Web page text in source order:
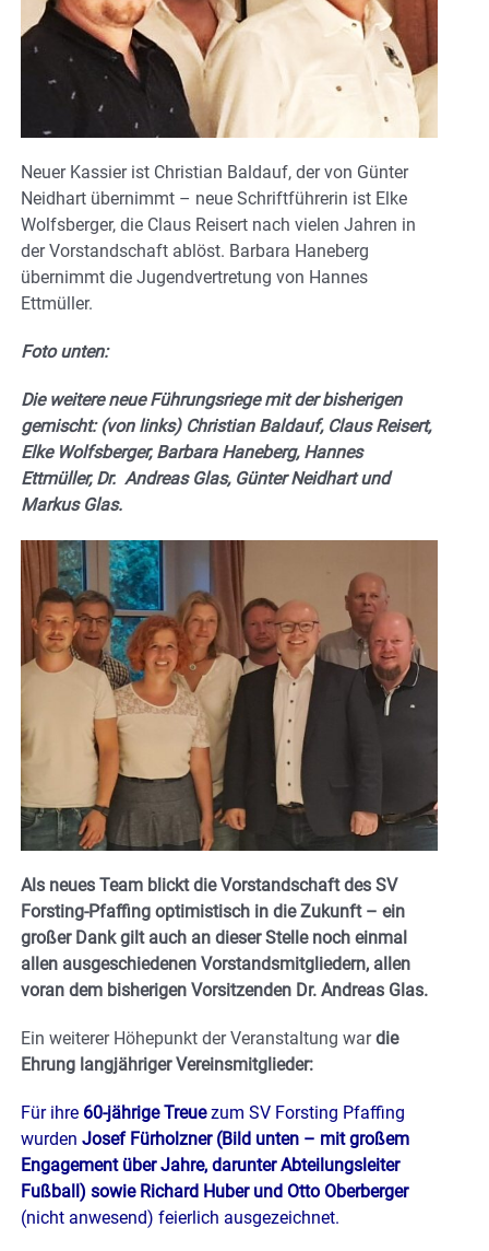
Neuer Kassier ist Christian Baldauf, der von Günter
Neidhart übernimmt – neue Schriftführerin ist Elke
Wolfsberger, die Claus Reisert nach vielen Jahren in
der Vorstandschaft ablöst. Barbara Haneberg
übernimmt die Jugendvertretung von Hannes
Ettmüller.
Foto unten:
Die weitere neue Führungsriege mit der bisherigen
gemischt: (von links) Christian Baldauf, Claus Reisert,
Elke Wolfsberger, Barbara Haneberg, Hannes
Ettmüller, Dr. Andreas Glas, Günter Neidhart und
Markus Glas.
Als neues Team blickt die Vorstandschaft des SV
Forsting-Pfaffing optimistisch in die Zukunft – ein
großer Dank gilt auch an dieser Stelle noch einmal
allen ausgeschiedenen Vorstandsmitgliedern, allen
voran dem bisherigen Vorsitzenden Dr. Andreas Glas.
Ein weiterer Höhepunkt der Veranstaltung wardie
Ehrung langjähriger Vereinsmitglieder:
Für ihre 60-jährige Treuezum SV Forsting Pfaffing
wurden Josef Fürholzner (Bild unten – mit großem
Engagement über Jahre, darunter Abteilungsleiter
Fußball) sowie Richard Huber und Otto Oberberger
(nicht anwesend) feierlich ausgezeichnet.